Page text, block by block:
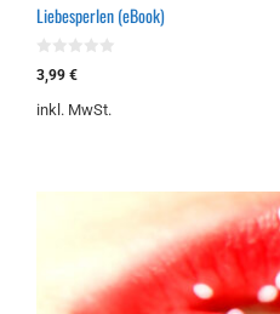
Liebesperlen (eBook)
0
v
n
3,99 €
inkl. MwSt.